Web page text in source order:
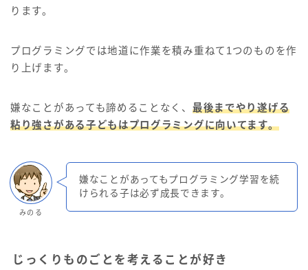
ります。
プログラミングでは地道に作業を積み重ねて1つのものを作
り上げます。
嫌なことがあっても諦めることなく、 最後までやり遂げる
粘り強さがある子どもはプログラミングに向いてます。
みのる
嫌なことがあってもプログラミング学習を続
けられる子は必ず成長できます。
じっくりものごとを考えることが好き